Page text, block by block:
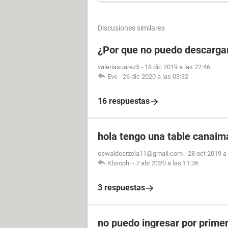
Discusiones similares
¿Por que no puedo
valeriasuarez5 - 18 dic 2019 a las 22:46
Eve - 26 dic 2020 a las 03:32
16 respuestas
hola tengo una table
oswaldoarzola11@gmail.com - 28 oct 2019
Kbsophi - 7 abr 2020 a las 11:36
3 respuestas
no puedo ingresar por